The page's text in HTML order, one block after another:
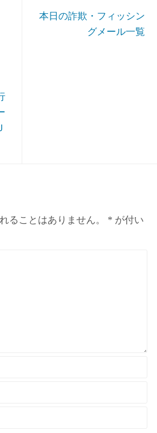
本日の詐欺・フィッシン
グメール一覧
ることはありません。 * が付い